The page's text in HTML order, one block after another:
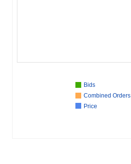
Bids
Combined Orders
Price